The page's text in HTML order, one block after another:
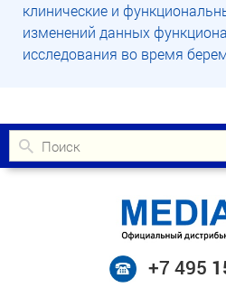
клинические и
изменений данных
исследования во время
+7 495